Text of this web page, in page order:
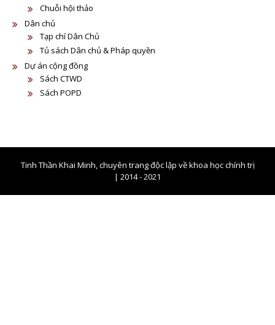
Chuỗi hội thảo
Dân chủ
Tạp chí Dân Chủ
Tủ sách Dân chủ & Pháp quyền
Dự án cộng đồng
Sách CTWD
Sách POPD
Tinh Thần Khai Minh, chuyên trang độc lập về khoa học chính trị
| 2014 - 2021